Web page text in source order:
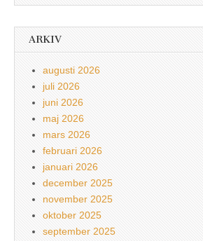
ARKIV
augusti 2026
juli 2026
juni 2026
maj 2026
mars 2026
februari 2026
januari 2026
december 2025
november 2025
oktober 2025
september 2025